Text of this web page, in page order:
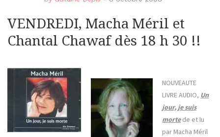
VENDREDI, Macha Méril et
Chantal Chawaf dès 18 h 30 !!
NOUVEAUTE
LIVRE AUDIO, Un
jour, je suis
mortede et lu
par Macha Méril